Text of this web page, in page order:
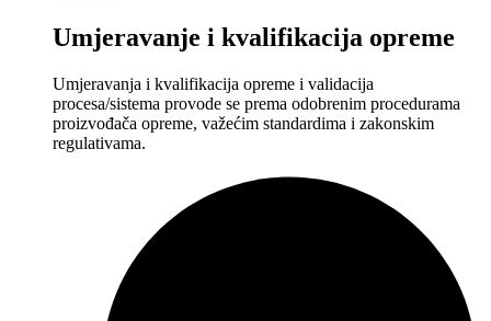
Umjeravanje i kvalifikacija opreme
Umjeravanja i kvalifikacija opreme i validacija
procesa/sistema provode se prema odobrenim procedurama
proizvođača opreme, važećim standardima i zakonskim
regulativama.